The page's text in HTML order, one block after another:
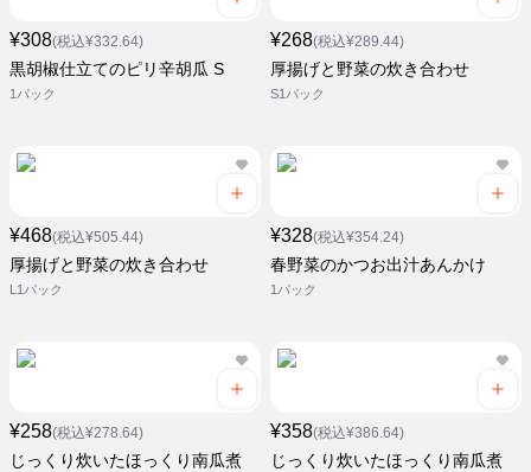
¥308(税込¥332.64)
黒胡椒仕立てのピリ辛胡瓜 S
1パック
¥268(税込¥289.44)
厚揚げと野菜の炊き合わせ
S1パック
¥468(税込¥505.44)
厚揚げと野菜の炊き合わせ
L1パック
¥328(税込¥354.24)
春野菜のかつお出汁あんかけ
1パック
¥258(税込¥278.64)
じっくり炊いたほっくり南瓜煮
¥358(税込¥386.64)
じっくり炊いたほっくり南瓜煮